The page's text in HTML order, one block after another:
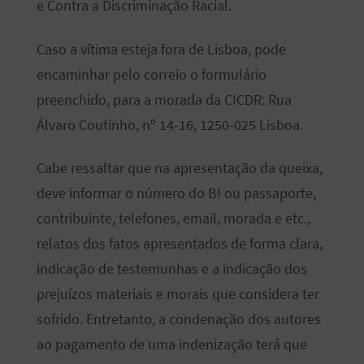
e Contra a Discriminação Racial.
Caso a vítima esteja fora de Lisboa, pode
encaminhar pelo correio o formulário
preenchido, para a morada da CICDR: Rua
Álvaro Coutinho, nº 14-16, 1250-025 Lisboa.
Cabe ressaltar que na apresentação da queixa,
deve informar o número do BI ou passaporte,
contribuinte, telefones, email, morada e etc.,
relatos dos fatos apresentados de forma clara,
indicação de testemunhas e a indicação dos
prejuízos materiais e morais que considera ter
sofrido. Entretanto, a condenação dos autores
ao pagamento de uma indenização terá que